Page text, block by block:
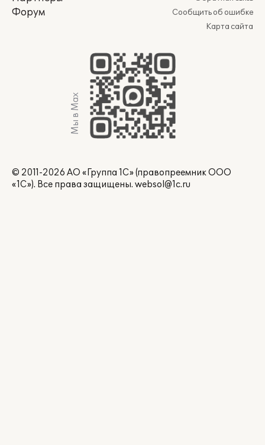
Форум
Сообщить об ошибке
Карта сайта
Мы в Max
© 2011-2026 АО «Группа 1С» (правопреемник ООО
«1С»). Все права защищены. websol@1c.ru